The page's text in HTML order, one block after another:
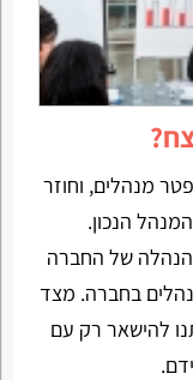
מנהלים, וחוזר
הנכון.
של החברה
בחברה. מצד
להישאר רק עם